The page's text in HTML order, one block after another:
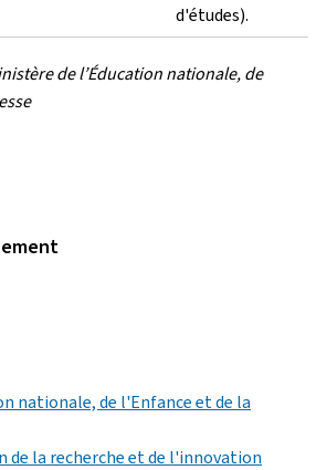
d'études).
de l’Éducation nationale, de
nationale, de l'Enfance et de la
de la recherche et de l'innovation